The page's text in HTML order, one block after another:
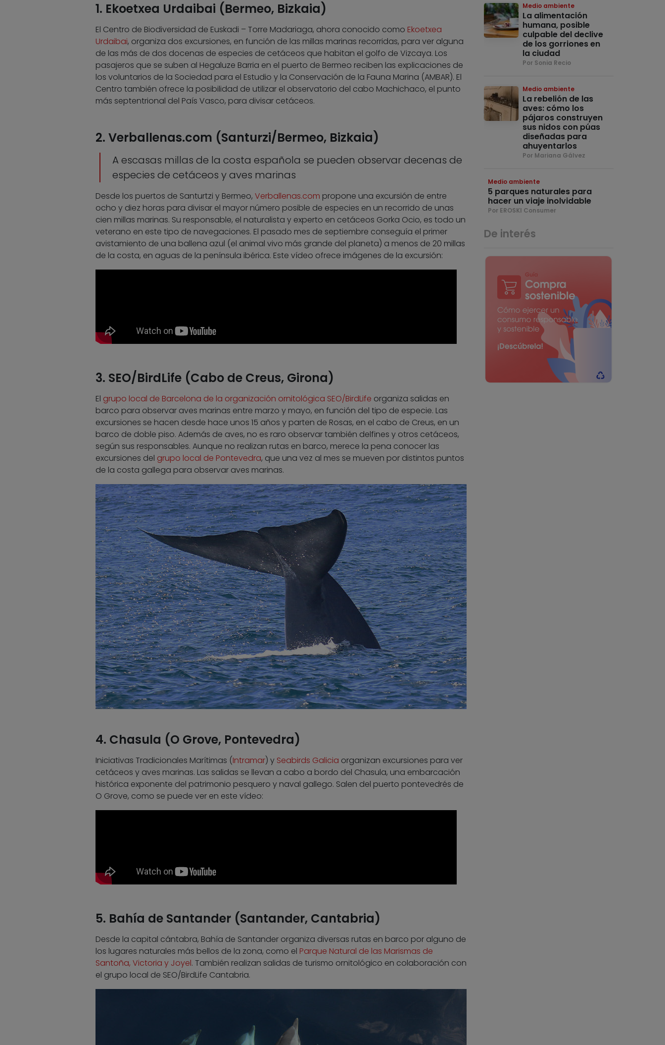
1. Ekoetxea Urdaibai (Bermeo, Bizkaia)
El Centro de Biodiversidad de Euskadi – Torre Madariaga, ahora conocido como Ekoetxea
Urdaibai, organiza dos excursiones, en función de las millas marinas recorridas, para ver alguna
de las más de dos docenas de especies de cetáceos que habitan el golfo de Vizcaya. Los
pasajeros que se suben al Hegaluze Barria en el puerto de Bermeo reciben las explicaciones de
los voluntarios de la Sociedad para el Estudio y la Conservación de la Fauna Marina (AMBAR). El
Centro también ofrece la posibilidad de utilizar el observatorio del cabo Machichaco, el punto
más septentrional del País Vasco, para divisar cetáceos.
2. Verballenas.com (Santurzi/Bermeo, Bizkaia)
A escasas millas de la costa española se pueden observar decenas de
especies de cetáceos y aves marinas
Desde los puertos de Santurtzi y Bermeo, Verballenas.com propone una excursión de entre
ocho y diez horas para divisar el mayor número posible de especies en un recorrido de unas
cien millas marinas. Su responsable, el naturalista y experto en cetáceos Gorka Ocio, es todo un
veterano en este tipo de navegaciones. El pasado mes de septiembre conseguía el primer
avistamiento de una ballena azul (el animal vivo más grande del planeta) a menos de 20 millas
de la costa, en aguas de la península ibérica. Este vídeo ofrece imágenes de la excursión:
3. SEO/BirdLife (Cabo de Creus, Girona)
El grupo local de Barcelona de la organización ornitológica SEO/BirdLife organiza salidas en
barco para observar aves marinas entre marzo y mayo, en función del tipo de especie. Las
excursiones se hacen desde hace unos 15 años y parten de Rosas, en el cabo de Creus, en un
barco de doble piso. Además de aves, no es raro observar también delfines y otros cetáceos,
según sus responsables. Aunque no realizan rutas en barco, merece la pena conocer las
excursiones del grupo local de Pontevedra, que una vez al mes se mueven por distintos puntos
de la costa gallega para observar aves marinas.
4. Chasula (O Grove, Pontevedra)
Iniciativas Tradicionales Marítimas (Intramar) y Seabirds Galicia organizan excursiones para ver
cetáceos y aves marinas. Las salidas se llevan a cabo a bordo del Chasula, una embarcación
histórica exponente del patrimonio pesquero y naval gallego. Salen del puerto pontevedrés de
O Grove, como se puede ver en este vídeo:
5. Bahía de Santander (Santander, Cantabria)
Desde la capital cántabra, Bahía de Santander organiza diversas rutas en barco por alguno de
los lugares naturales más bellos de la zona, como el Parque Natural de las Marismas de
Santoña, Victoria y Joyel. También realizan salidas de turismo ornitológico en colaboración con
el grupo local de SEO/BirdLife Cantabria.
Medio ambiente
La alimentación
humana, posible
culpable del declive
de los gorriones en
la ciudad
Por Sonia Recio
Medio ambiente
La rebelión de las
aves: cómo los
pájaros construyen
sus nidos con púas
diseñadas para
ahuyentarlos
Por Mariana Gálvez
Medio ambiente
5 parques naturales para
hacer un viaje inolvidable
Por EROSKI Consumer
De interés